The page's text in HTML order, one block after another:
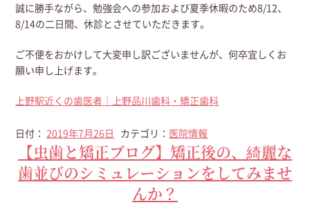
誠に勝手ながら、勉強会への参加および夏季休暇のため8/12、
8/14の二日間、休診とさせていただきます。
ご不便をおかけして大変申し訳ございませんが、何卒宜しくお
願い申し上げます。
上野駅近くの歯医者｜上野品川歯科・矯正歯科
日付：2019年7月26日 カテゴリ： 医院情報
【虫歯と矯正ブログ】矯正後の、綺麗な
歯並びのシミュレーションをしてみませ
んか？